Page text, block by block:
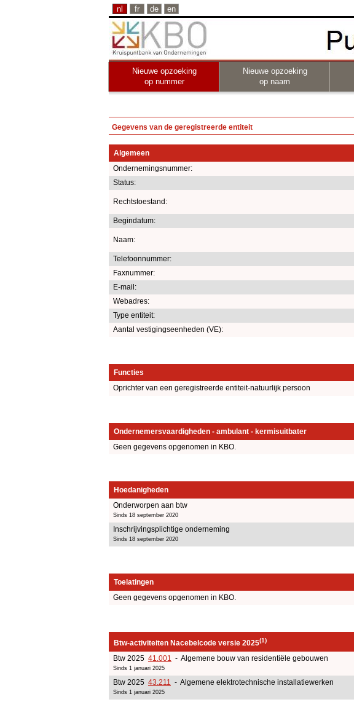
nl fr de en
Nieuwe opzoeking
op nummer
Nieuwe opzoeking
op naam
Gegevens van de geregistreerde entiteit
Algemeen
Ondernemingsnummer:
Status:
Rechtstoestand:
Begindatum:
Naam:
Telefoonnummer:
Faxnummer:
E-mail:
Webadres:
Type entiteit:
Aantal vestigingseenheden (VE):
Functies
Oprichter van een geregistreerde entiteit-natuurlijk persoon
Ondernemersvaardigheden - ambulant - kermisuitbater
Geen gegevens opgenomen in KBO.
Hoedanigheden
Onderworpen aan btw
Sinds 18 september 2020
Inschrijvingsplichtige onderneming
Sinds 18 september 2020
Toelatingen
Geen gegevens opgenomen in KBO.
Btw-activiteiten Nacebelcode versie 2025(1)
Btw 2025 41.001 - Algemene bouw van residentiële gebouwen
Sinds 1 januari 2025
Btw 2025 43.211 - Algemene elektrotechnische installatiewerken
Sinds 1 januari 2025